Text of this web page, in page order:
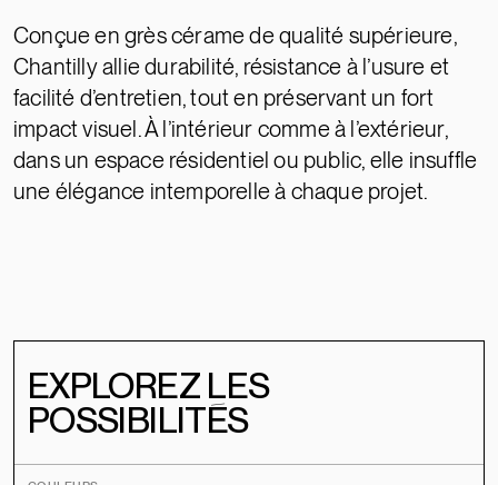
Conçue en grès cérame de qualité supérieure,
Chantilly allie durabilité, résistance à l’usure et
facilité d’entretien, tout en préservant un fort
impact visuel. À l’intérieur comme à l’extérieur,
dans un espace résidentiel ou public, elle insuffle
une élégance intemporelle à chaque projet.
EXPLOREZ LES
POSSIBILITÉS